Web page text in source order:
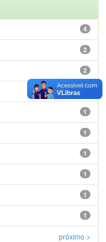
4
2
2
2
1
1
1
1
1
1
próximo >